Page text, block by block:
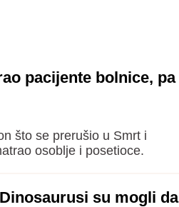
pacijente bolnice, pa
što se prerušio u Smrt i
osoblje i posetioce.
su mogli da